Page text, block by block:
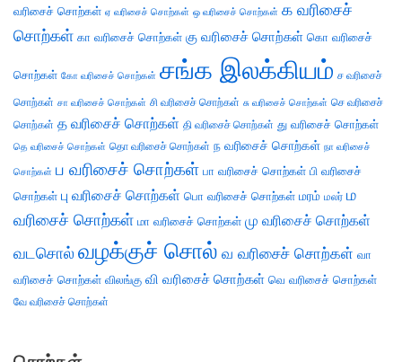
வரிசைச் சொற்கள் ஏ வரிசைச் சொற்கள் ஒ வரிசைச் சொற்கள் க வரிசைச்
சொற்கள் கா வரிசைச் சொற்கள் கு வரிசைச் சொற்கள் கொ வரிசைச்
சொற்கள் கோ வரிசைச் சொற்கள் சங்க இலக்கியம் ச வரிசைச்
சொற்கள் சா வரிசைச் சொற்கள் சி வரிசைச் சொற்கள் சு வரிசைச் சொற்கள் செ வரிசைச்
சொற்கள் த வரிசைச் சொற்கள் தி வரிசைச் சொற்கள் து வரிசைச் சொற்கள்
தெ வரிசைச் சொற்கள் தொ வரிசைச் சொற்கள் ந வரிசைச் சொற்கள் நா வரிசைச்
சொற்கள் ப வரிசைச் சொற்கள் பா வரிசைச் சொற்கள் பி வரிசைச்
சொற்கள் பு வரிசைச் சொற்கள் பொ வரிசைச் சொற்கள் மரம் மலர் ம
வரிசைச் சொற்கள் மா வரிசைச் சொற்கள் மு வரிசைச் சொற்கள்
வடசொல் வழக்குச் சொல் வ வரிசைச் சொற்கள் வா
வரிசைச் சொற்கள் விலங்கு வி வரிசைச் சொற்கள் வெ வரிசைச் சொற்கள்
வே வரிசைச் சொற்கள்